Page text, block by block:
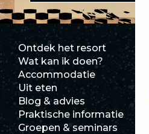
Ontdek het resort
Wat kan ik doen?
Accommodatie
Uit eten
Blog & advies
Praktische informatie
Groepen & seminars